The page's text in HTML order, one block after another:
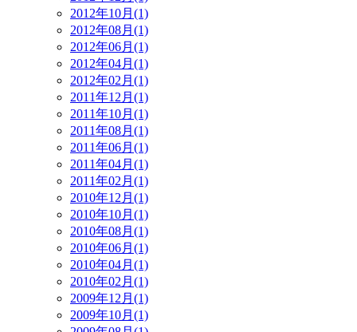
2012年10月(1)
2012年08月(1)
2012年06月(1)
2012年04月(1)
2012年02月(1)
2011年12月(1)
2011年10月(1)
2011年08月(1)
2011年06月(1)
2011年04月(1)
2011年02月(1)
2010年12月(1)
2010年10月(1)
2010年08月(1)
2010年06月(1)
2010年04月(1)
2010年02月(1)
2009年12月(1)
2009年10月(1)